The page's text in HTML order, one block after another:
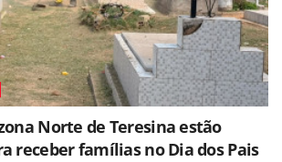
Norte de Teresina estão
receber famílias no Dia dos Pais